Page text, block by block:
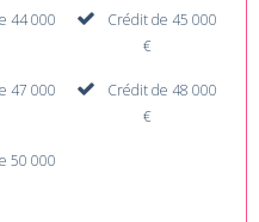
44 000
Crédit de 45 000
€
47 000
Crédit de 48 000
€
50 000